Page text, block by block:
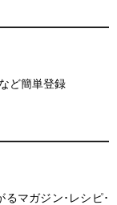
ど簡単登録
マガジン･レシピ･